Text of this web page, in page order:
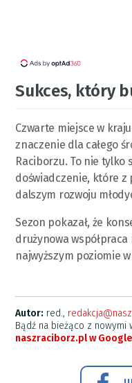
Sukces, który
Czwarte miejsce w
znaczenie dla całego
Raciborzu. To nie tylko
doświadczenie, które z
dalszym rozwoju
Sezon pokazał, że
drużynowa
najwyższym poziomie w
Autor: red.,
Bądź na bieżąco z nowymi
naszraciborz.pl w